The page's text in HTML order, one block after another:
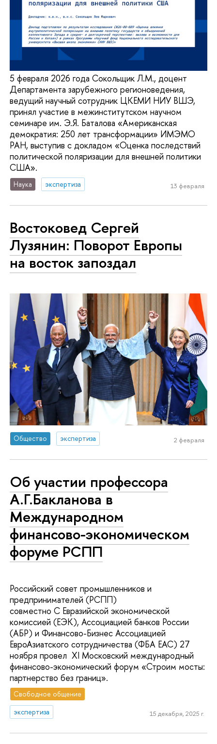
5 февраля 2026 года Сокольщик Л.М., доцент
Департамента зарубежного регионоведения,
ведущий научный сотрудник ЦКЕМИ НИУ ВШЭ,
принял участие в межинститутском научном
семинаре им. Э.Я. Баталова «Американская
демократия: 250 лет трансформации» ИМЭМО
РАН, выступив с докладом «Оценка последствий
политической поляризации для внешней политики
США».
Наука экспертиза 13 февраля
Востоковед Сергей
Лузянин: Поворот Европы
на восток запоздал
Общество экспертиза 2 февраля
Об участии профессора
А.Г.Бакланова в
Международном
финансово-экономическом
форуме РСПП
Российский совет промышленников и
предпринимателей (РСПП)
совместно С Евразийской экономической
комиссией (ЕЭК), Ассоциацией банков России
(АБР) и Финансово-Бизнес Ассоциацией
ЕвроАзиатского сотрудничества (ФБА ЕАС) 27
ноября провел XI Московский международный
финансово-экономический форум «Строим мосты:
партнерство без границ».
Свободное общение
экспертиза
15 декабря, 2025 г.